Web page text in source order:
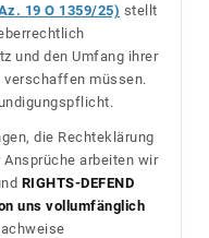
19 O 1359/25) stellt
und den Umfang ihrer
müssen.
die Rechteklärung
arbeiten wir
RIGHTS-DEFEND
uns vollumfänglich